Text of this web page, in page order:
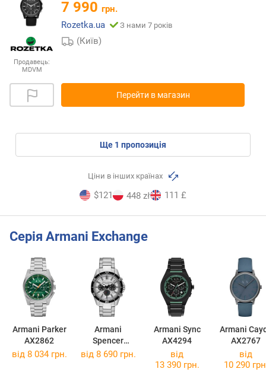
Продавець:
MDVM
7 990 грн.
Rozetka.ua
З нами 7 років
(Київ)
Перейти в магазин
ще 1 пропозиція
Ціни в інших країнах
$121 448 zł 111 £
Серія Armani Exchange
Armani Parker
AX2862
Armani
Spencer
AX1969
Armani Sync
AX4294
Armani
AX2767
від 8 034 грн. від 8 690 грн.
від
13 390 грн.
від
10 290